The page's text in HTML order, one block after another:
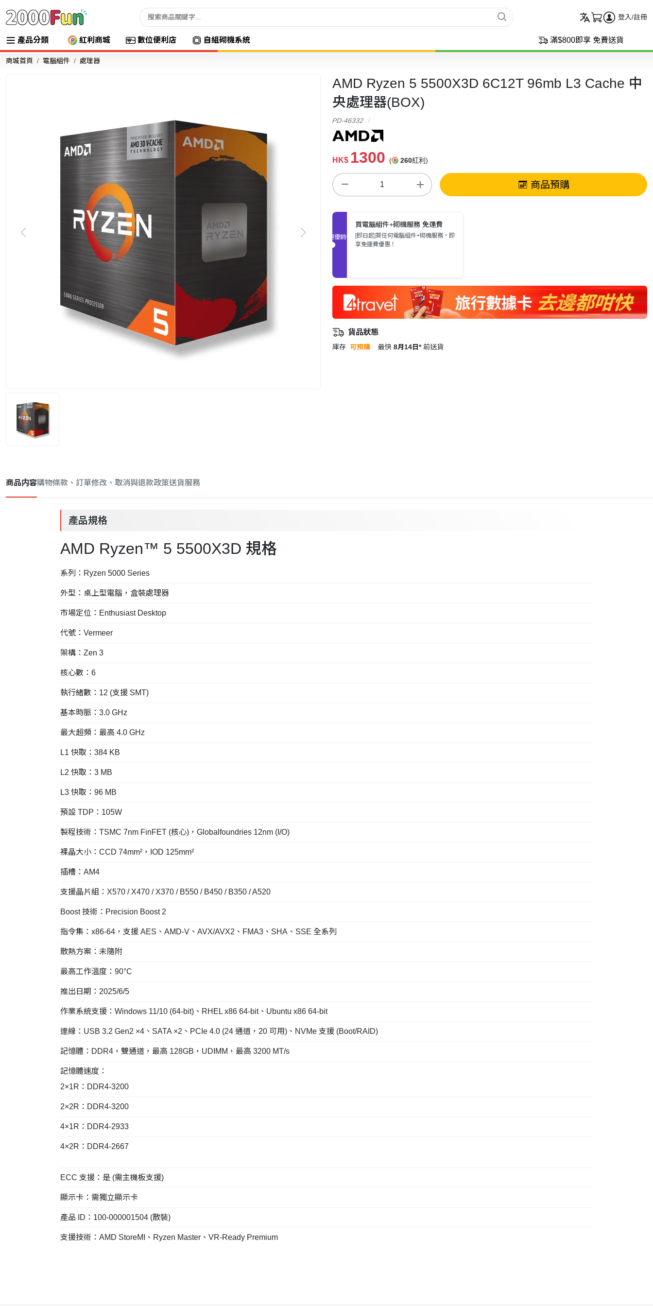
登入/註冊
產品分類 紅利商城 數位便利店 自組砌機系統 滿$800即享 免費送貨
商城首頁 電腦組件 處理器
AMD Ryzen 5 5500X3D 6C12T 96mb L3 Cache 中
央處理器(BOX)
PD-46332
HK$ 1300 ( 260紅利)
商品預購
促銷優惠
買電腦組件+砌機服務 免運費
[即日起]買任何電腦組件+砌機服務，即
享免運費優惠！
貨品狀態
庫存 可預購 最快 8月14日* 前送貨
商品内容購物條款、訂單修改、取消與退款政策送貨服務
產品規格
AMD Ryzen™ 5 5500X3D 規格
系列：Ryzen 5000 Series
外型：桌上型電腦，盒裝處理器
市場定位：Enthusiast Desktop
代號：Vermeer
架構：Zen 3
核心數：6
執行緒數：12 (支援 SMT)
基本時脈：3.0 GHz
最大超頻：最高 4.0 GHz
L1 快取：384 KB
L2 快取：3 MB
L3 快取：96 MB
預設 TDP：105W
製程技術：TSMC 7nm FinFET (核心)，Globalfoundries 12nm (I/O)
裸晶大小：CCD 74mm²，IOD 125mm²
插槽：AM4
支援晶片組：X570 / X470 / X370 / B550 / B450 / B350 / A520
Boost 技術：Precision Boost 2
指令集：x86-64，支援 AES、AMD-V、AVX/AVX2、FMA3、SHA、SSE 全系列
散熱方案：未隨附
最高工作溫度：90°C
推出日期：2025/6/5
作業系統支援：Windows 11/10 (64-bit)、RHEL x86 64-bit、Ubuntu x86 64-bit
連線：USB 3.2 Gen2 ×4、SATA ×2、PCIe 4.0 (24 通道，20 可用)、NVMe 支援 (Boot/RAID)
記憶體：DDR4，雙通道，最高 128GB，UDIMM，最高 3200 MT/s
記憶體速度：
2×1R：DDR4-3200
2×2R：DDR4-3200
4×1R：DDR4-2933
4×2R：DDR4-2667
ECC 支援：是 (需主機板支援)
顯示卡：需獨立顯示卡
產品 ID：100-000001504 (散裝)
支援技術：AMD StoreMI、Ryzen Master、VR-Ready Premium